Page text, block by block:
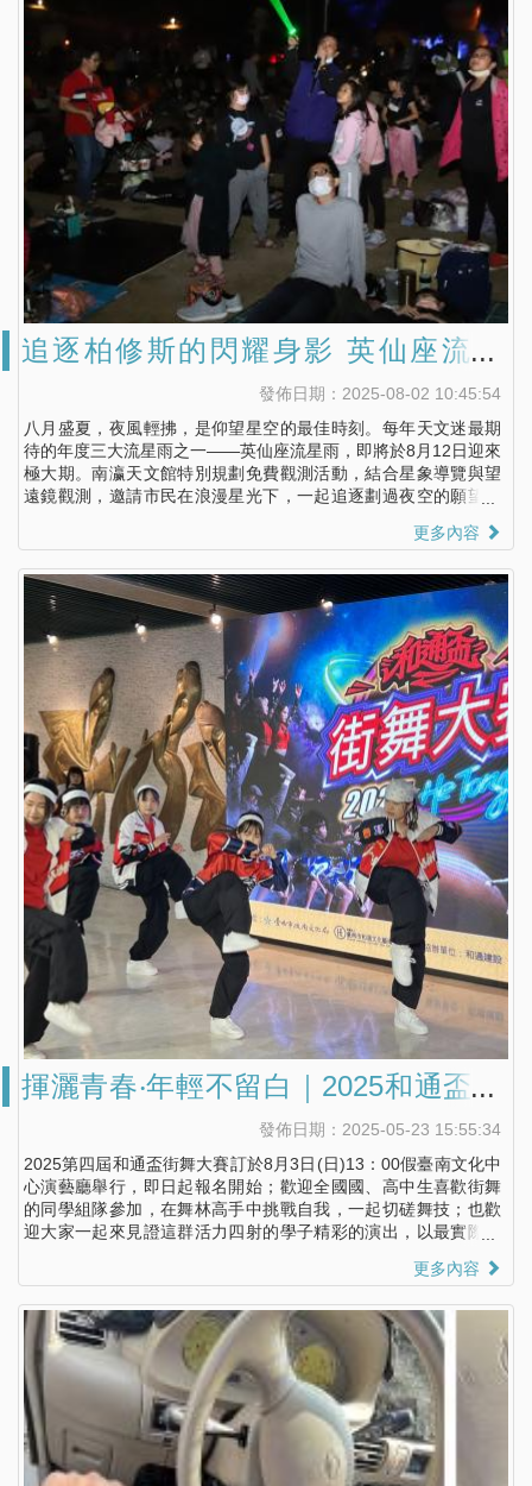
追逐柏修斯的閃耀身影 英仙座流星
雨．夏夜追星不容錯過發佈日期：2025-08-02 10:45:54
八月盛夏，夜風輕拂，是仰望星空的最佳時刻。每年天文迷最期
待的年度三大流星雨之一——英仙座流星雨，即將於8月12日迎來
極大期。南瀛天文館特別規劃免費觀測活動，結合星象導覽與望
遠鏡觀測，邀請市民在浪漫星光下，一起追逐劃過夜空的願望之
更多內容
揮灑青春‧年輕不留白｜2025和通盃街
發佈日期：2025-05-23 15:55:34
2025第四屆和通盃街舞大賽訂於8月3日(日)13：00假臺南文化中
心演藝廳舉行，即日起報名開始；歡迎全國國、高中生喜歡街舞
的同學組隊參加，在舞林高手中挑戰自我，一起切磋舞技；也歡
迎大家一起來見證這群活力四射的學子精彩的演出，以最實際的
更多內容